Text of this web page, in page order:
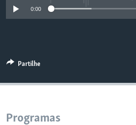
0:00
Partilhe
Programas